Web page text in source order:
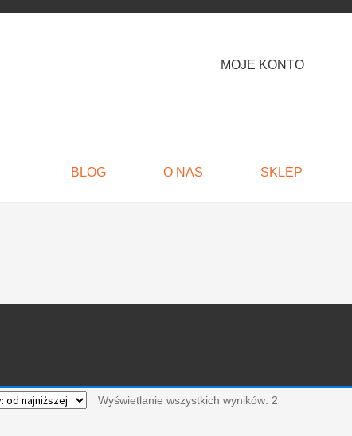
MOJE KONTO
SKLEP
O NAS
BLOG
Wyświetlanie wszystkich wyników: 2